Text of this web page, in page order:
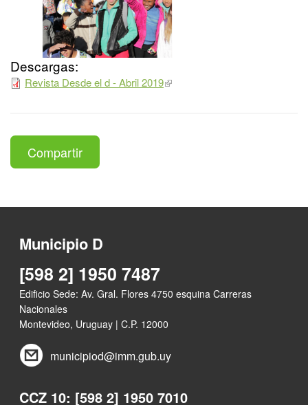
Descargas:
Revista Desde el d - Abril 2019
Compartir
Municipio D
[598 2] 1950 7487
Edificio Sede: Av. Gral. Flores 4750 esquina Carreras
Nacionales
Montevideo, Uruguay | C.P. 12000
municipiod@imm.gub.uy
CCZ 10: [598 2] 1950 7010